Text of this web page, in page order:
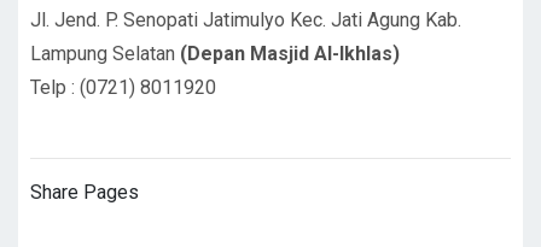
Jl. Jend. P. Senopati Jatimulyo Kec. Jati Agung Kab.
Lampung Selatan (Depan Masjid Al-Ikhlas)
Telp : (0721) 8011920
Share Pages